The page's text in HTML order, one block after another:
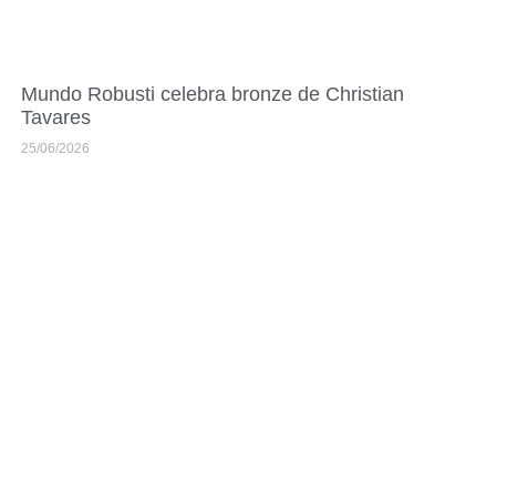
Mundo Robusti celebra bronze de Christian
Tavares
25/06/2026